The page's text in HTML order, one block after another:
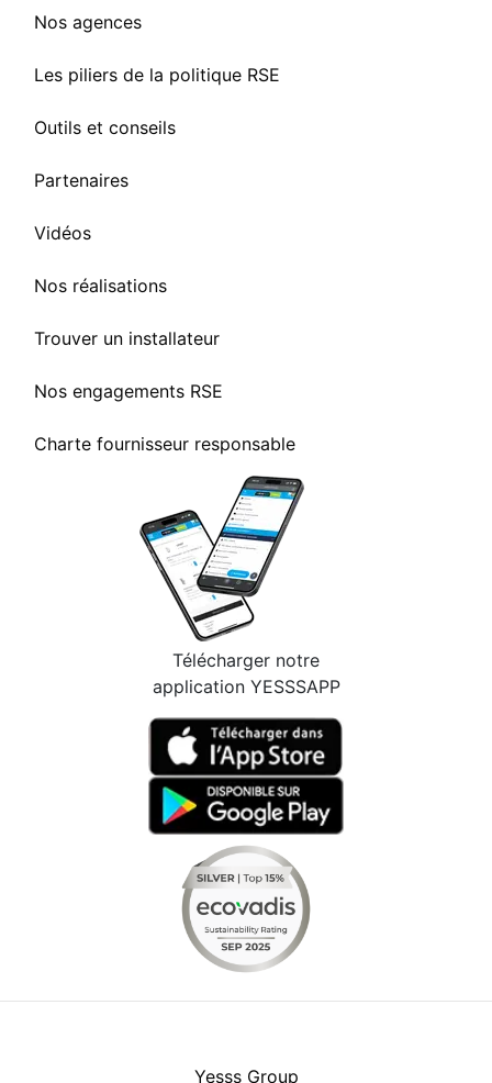
Nos agences
Les piliers de la politique RSE
Outils et conseils
Partenaires
Vidéos
Nos réalisations
Trouver un installateur
Nos engagements RSE
Charte fournisseur responsable
Télécharger notre
application YESSSAPP
Yesss Group